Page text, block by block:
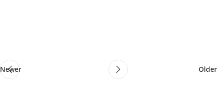
Newer Older